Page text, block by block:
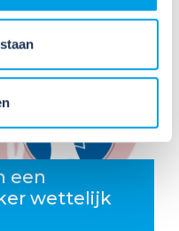
een
wettelijk